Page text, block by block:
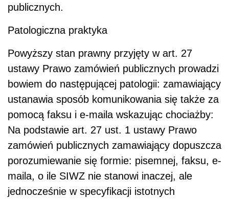
publicznych.
Patologiczna praktyka
Powyższy stan prawny przyjęty w art. 27
ustawy Prawo zamówień publicznych prowadzi
bowiem do następującej patologii: zamawiający
ustanawia sposób komunikowania się także za
pomocą faksu i e-maila wskazując chociażby:
Na podstawie art. 27 ust. 1 ustawy Prawo
zamówień publicznych zamawiający dopuszcza
porozumiewanie się formie: pisemnej, faksu, e-
maila, o ile SIWZ nie stanowi inaczej, ale
jednocześnie w specyfikacji istotnych